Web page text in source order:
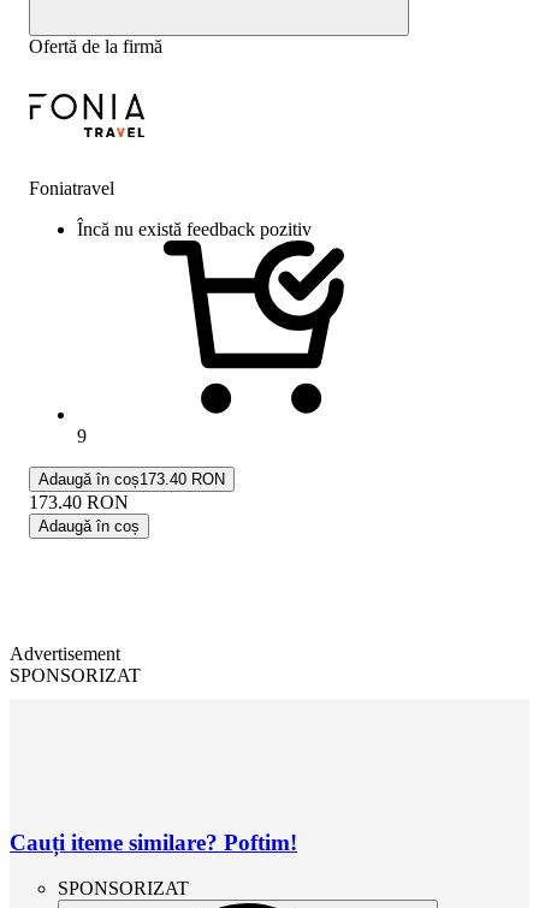
Ofertă de la firmă
Foniatravel
Încă nu există feedback pozitiv
9
Adaugă în coș173.40 RON
173.40 RON
Adaugă în coș
Advertisement
SPONSORIZAT
Cauți iteme similare? Poftim!
SPONSORIZAT